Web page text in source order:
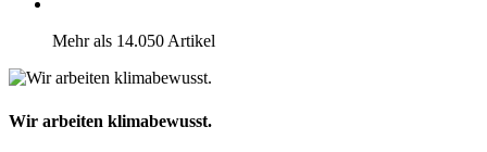
Mehr als 14.050 Artikel
Wir arbeiten klimabewusst.